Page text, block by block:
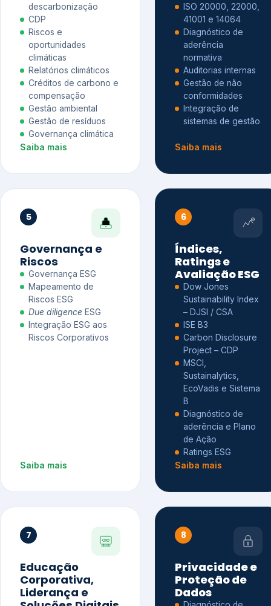
descarbonização
CDP
Riscos e
oportunidades
climáticas
Relatórios climáticos
Créditos de carbono e
compensação
Gestão ambiental
Gestão de resíduos
Governança climática
Saiba mais
ISO 20000, 22000,
41001 e 14064
Diagnóstico de
aderência
normativa
Auditorias internas
Gestão de não
conformidades
Integração de
sistemas de gestão
Saiba mais
5
Governança e
Riscos
Governança ESG
Mapeamento de
Riscos ESG
Due diligence ESG
Integração ESG aos
Riscos Corporativos
Saiba mais
6
Índices,
Ratings e
Avaliação ESG
Dow Jones
Sustainability Index
– DJSI / CSA
ISE B3
Carbon Disclosure
Project – CDP
MSCI,
Sustainalytics,
EcoVadis e Sistema
B
Diagnóstico de
aderência e Plano
de Ação
Ratings ESG
Saiba mais
7
Educação
Corporativa,
Liderança e
8
Privacidade e
Proteção de
Dados